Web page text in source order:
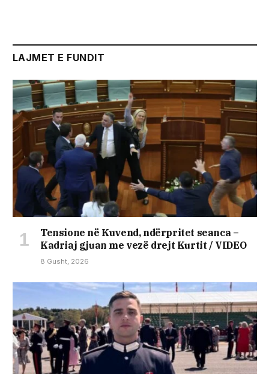
LAJMET E FUNDIT
Tensione në Kuvend, ndërpritet seanca –
Kadriaj gjuan me vezë drejt Kurtit / VIDEO
8 Gusht, 2026